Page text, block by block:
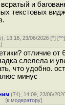
и
текстовых
), 13:18, 23/06/2026 [^] [^^
]
отличие от
слелела и
что удобно.
минус
(74), 14:09, 23/06/
[к модератору]